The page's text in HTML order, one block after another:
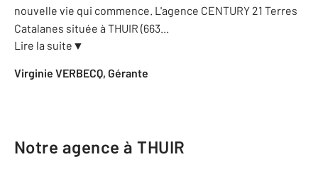
nouvelle vie qui commence. L'agence CENTURY 21 Terres
Catalanes située à THUIR (663...
Lire la suite ▼
Virginie VERBECQ, Gérante
Notre agence à THUIR